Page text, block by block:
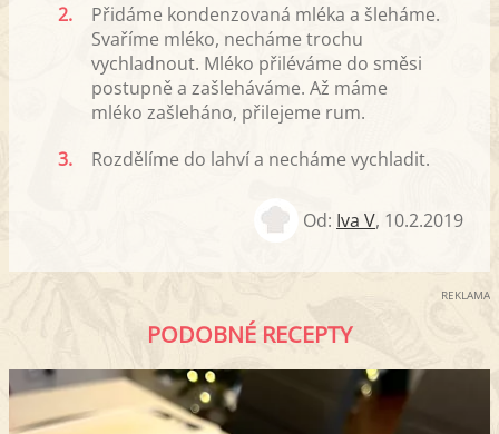
2.
Přidáme kondenzovaná mléka a šleháme.
Svaříme mléko, necháme trochu
vychladnout. Mléko přiléváme do směsi
postupně a zašleháváme. Až máme
mléko zašleháno, přilejeme rum.
3.
Rozdělíme do lahví a necháme vychladit.
Od: Iva V, 10.2.2019
REKLAMA
PODOBNÉ RECEPTY